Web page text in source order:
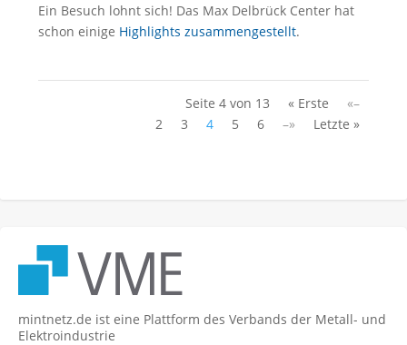
Ein Besuch lohnt sich! Das Max Delbrück Center hat
schon einige Highlights zusammengestellt.
Seite 4 von 13 « Erste
«–
2
3 4 5 6 –» Letzte »
mintnetz.de ist eine Plattform des Verbands der Metall- und
Elektroindustrie